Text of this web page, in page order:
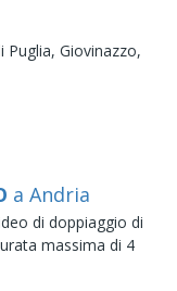
Puglia, Giovinazzo,
a Andria
di doppiaggio di
massima di 4